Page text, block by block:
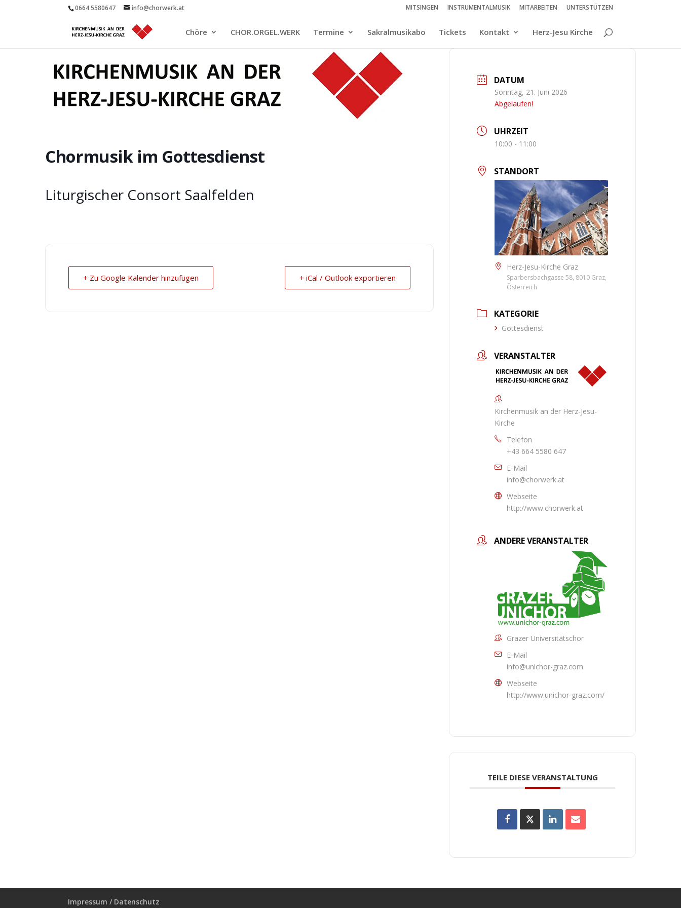
0664 5580647 info@chorwerk.at MITSINGEN INSTRUMENTALMUSIK MITARBEITEN UNTERSTÜTZEN
Chöre CHOR.ORGEL.WERK Termine Sakralmusikabo Tickets Kontakt Herz-Jesu Kirche
Chormusik im Gottesdienst
Liturgischer Consort Saalfelden
+ Zu Google Kalender hinzufügen + iCal / Outlook exportieren
DATUM
Sonntag, 21. Juni 2026
Abgelaufen!
UHRZEIT
10:00 - 11:00
STANDORT
Herz-Jesu-Kirche Graz
Sparbersbachgasse 58, 8010 Graz,
Österreich
KATEGORIE
Gottesdienst
VERANSTALTER
Kirchenmusik an der Herz-Jesu-
Kirche
Telefon
+43 664 5580 647
E-Mail
info@chorwerk.at
Webseite
http://www.chorwerk.at
ANDERE VERANSTALTER
Grazer Universitätschor
E-Mail
info@unichor-graz.com
Webseite
http://www.unichor-graz.com/
TEILE DIESE VERANSTALTUNG
Impressum / Datenschutz